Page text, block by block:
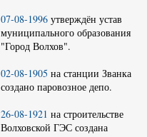
07-08-1996 утверждён устав
муниципального образования
"Город Волхов".
02-08-1905 на станции Званка
создано паровозное депо.
26-08-1921 на строительстве
Волховской ГЭС создана